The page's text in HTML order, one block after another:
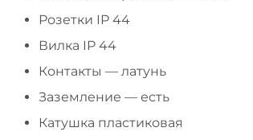
Розетки IP 44
Вилка IP 44
Контакты — латунь
Заземление — есть
Катушка пластиковая